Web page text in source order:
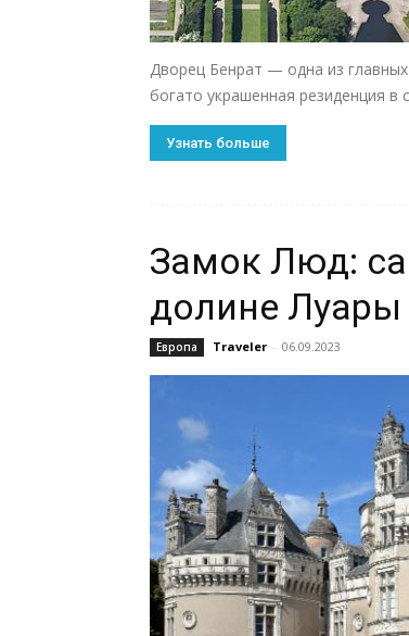
Дворец Бенрат — одна из
богато украшенная резиденция в
Узнать больше
Замок Люд:
долине Луары
Европа Traveler - 06.09.2023